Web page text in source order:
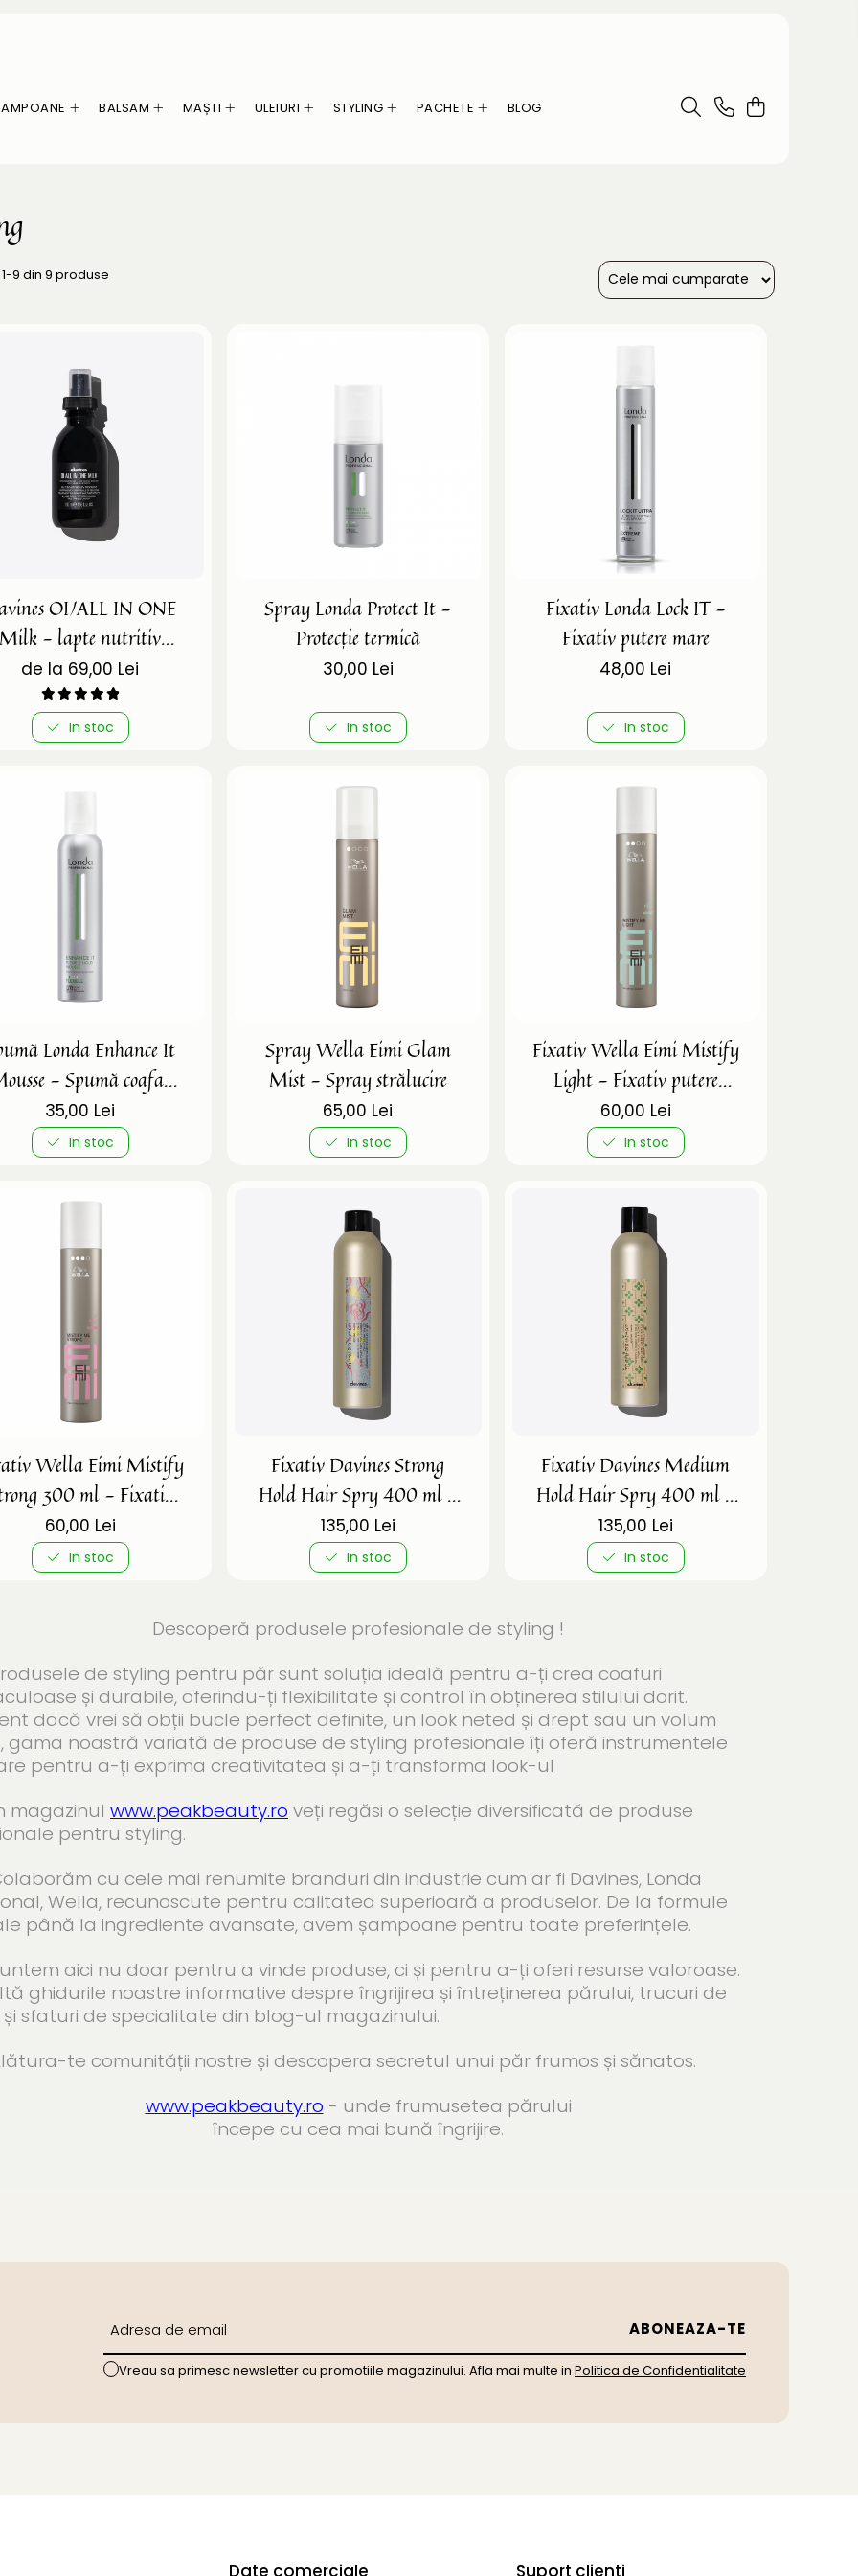
BALSAM MAȘTI ULEIURI STYLING PACHETE BLOG
1-9 din 9 produse
OI/ALL IN ONE
Milk - lapte nutritiv
pentru păr
de la 69,00 Lei
In stoc
Spray Londa Protect It -
Protecție termică
30,00 Lei
In stoc
Fixativ Londa Lock IT -
Fixativ putere mare
48,00 Lei
In stoc
Londa Enhance It
- Spumă coafat
fixare medie
35,00 Lei
In stoc
Spray Wella Eimi Glam
Mist - Spray strălucire
65,00 Lei
In stoc
Fixativ Wella Eimi Mistify
Light - Fixativ putere
medie
60,00 Lei
In stoc
Wella Eimi Mistify
300 ml - Fixativ
putere mare
60,00 Lei
In stoc
Fixativ Davines Strong
Hold Hair Spry 400 ml -
Fixativ putere Mare
135,00 Lei
In stoc
Fixativ Davines Medium
Hold Hair Spry 400 ml -
Fixativ putere Medie
135,00 Lei
In stoc
Descoperă produsele profesionale de styling !
de styling pentru păr sunt soluția ideală pentru a-ți crea coafuri
și durabile, oferindu-ți flexibilitate și control în obținerea stilului dorit.
dacă vrei să obții bucle perfect definite, un look neted și drept sau un volum
gama noastră variată de produse de styling profesionale îți oferă instrumentele
pentru a-ți exprima creativitatea și a-ți transforma look-ul
www.peakbeauty.ro veți regăsi o selecție diversificată de produse
pentru styling.
cu cele mai renumite branduri din industrie cum ar fi Davines, Londa
Wella, recunoscute pentru calitatea superioară a produselor. De la formule
până la ingrediente avansate, avem șampoane pentru toate preferințele.
aici nu doar pentru a vinde produse, ci și pentru a-ți oferi resurse valoroase.
ghidurile noastre informative despre îngrijirea și întreținerea părului, trucuri de
sfaturi de specialitate din blog-ul magazinului.
te comunității nostre și descopera secretul unui păr frumos și sănatos.
www.peakbeauty.ro - unde frumusetea părului
începe cu cea mai bună îngrijire.
Vreau sa primesc newsletter cu promotiile magazinului. Afla mai multe in Politica de Confidentialitate
Date comerciale Suport clienti